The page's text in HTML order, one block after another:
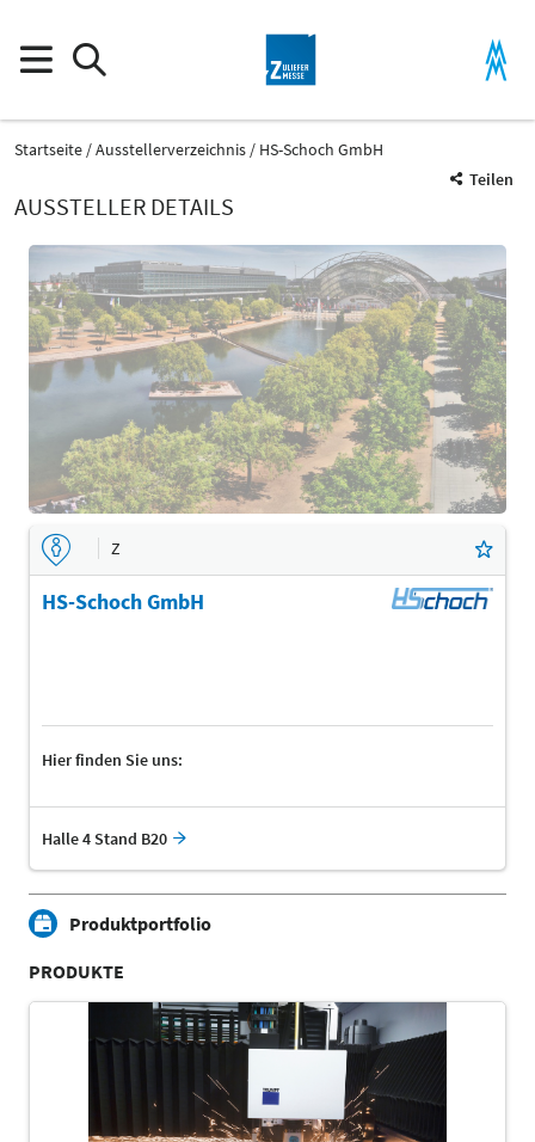
Startseite Ausstellerverzeichnis
HS-Schoch GmbH
Teilen
AUSSTELLER DETAILS
Z
HS-Schoch GmbH
Hier finden Sie uns:
Halle 4 Stand B20
Produktportfolio
PRODUKTE